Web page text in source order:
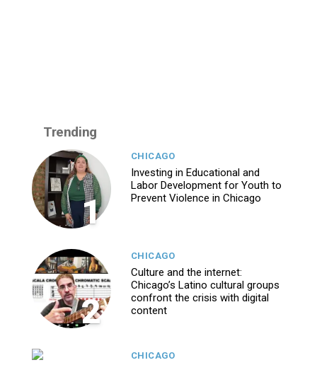
Trending
1
CHICAGO
Investing in Educational and
Labor Development for Youth to
Prevent Violence in Chicago
2
CHICAGO
Culture and the internet:
Chicago’s Latino cultural groups
confront the crisis with digital
content
CHICAGO